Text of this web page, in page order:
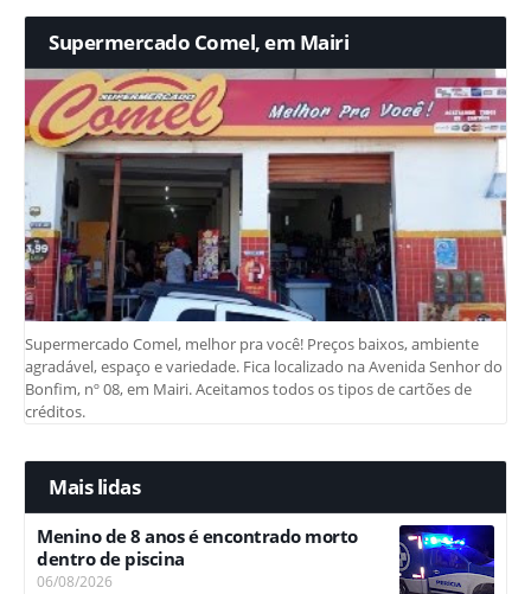
Supermercado Comel, em Mairi
Supermercado Comel, melhor pra você! Preços baixos, ambiente
agradável, espaço e variedade. Fica localizado na Avenida Senhor do
Bonfim, nº 08, em Mairi. Aceitamos todos os tipos de cartões de
créditos.
Mais lidas
Menino de 8 anos é encontrado morto
dentro de piscina
06/08/2026